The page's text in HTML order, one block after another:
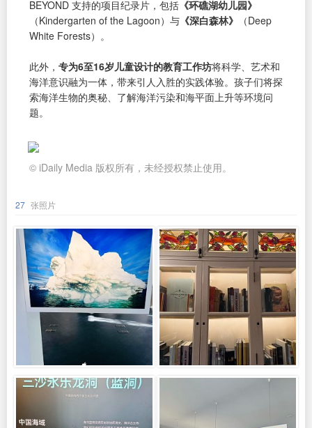
BEYOND 支持的项目纪录片，包括 《环礁湖幼儿园》
（Kindergarten of the Lagoon）与 《深白森林》
（Deep
White Forests）。
此外， 专为6至16岁儿童设计的教育工作坊将科学、艺术和
海洋意识融为一体，带来引人入胜的实践体验。孩子们将探
索海洋生物的奥秘、了解海洋污染和海平面上升等环境问
题。
© iDaily Media 版权所有，未经授权禁止使用。
27 张照片